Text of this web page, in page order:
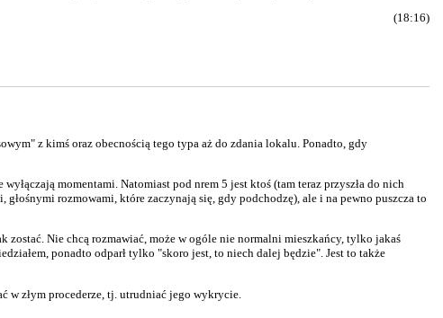
(18:16)
z kimś oraz obecnością tego typa aż do zdania lokalu. Ponadto, gdy
momentami. Natomiast pod nrem 5 jest ktoś (tam teraz przyszła do nich
rozmowami, które zaczynają się, gdy podchodzę), ale i na pewno puszcza to
Nie chcą rozmawiać, może w ogóle nie normalni mieszkańcy, tylko jakaś
ponadto odparł tylko "skoro jest, to niech dalej będzie". Jest to także
w złym procederze, tj. utrudniać jego wykrycie.